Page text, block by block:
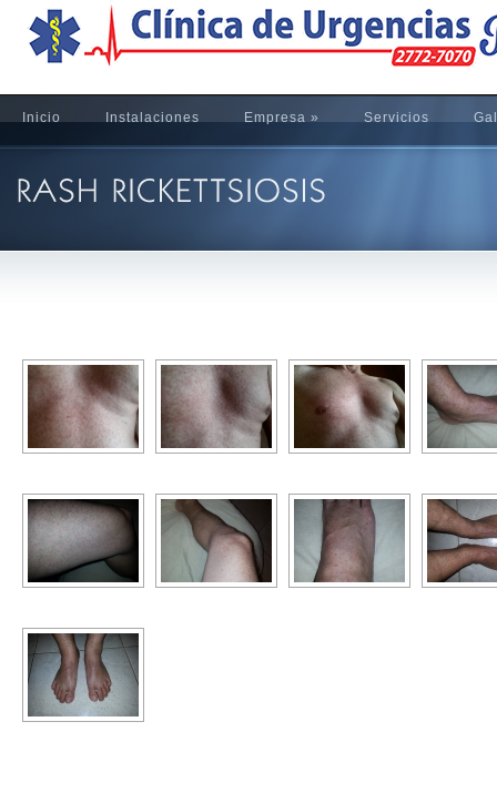
Inicio Instalaciones Empresa » Servicios